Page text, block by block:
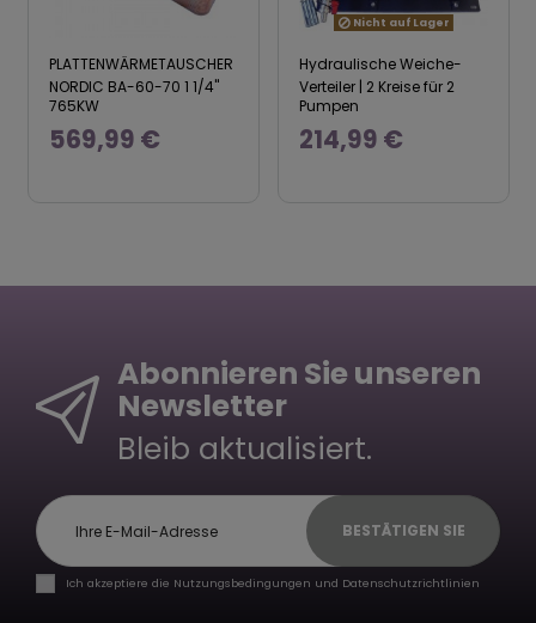
PLATTENWÄRMETAUSCHER
NORDIC BA-60-70 1 1/4"
765KW
569,99 €
Nicht auf Lager
Hydraulische Weiche-
Verteiler | 2 Kreise für 2
Pumpen
214,99 €
Abonnieren Sie unseren
Newsletter
Bleib aktualisiert.
BESTÄTIGEN SIE
Ich akzeptiere die Nutzungsbedingungen und Datenschutzrichtlinien